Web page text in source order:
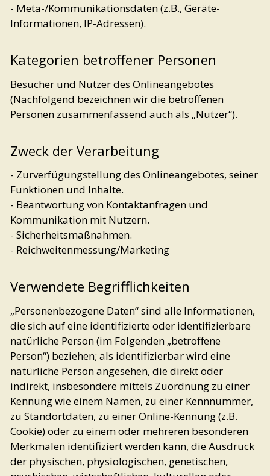
- Meta-/Kommunikationsdaten (z.B., Geräte-
Informationen, IP-Adressen).
Kategorien betroffener Personen
Besucher und Nutzer des Onlineangebotes
(Nachfolgend bezeichnen wir die betroffenen
Personen zusammenfassend auch als „Nutzer“).
Zweck der Verarbeitung
- Zurverfügungstellung des Onlineangebotes, seiner
Funktionen und Inhalte.
- Beantwortung von Kontaktanfragen und
Kommunikation mit Nutzern.
- Sicherheitsmaßnahmen.
- Reichweitenmessung/Marketing
Verwendete Begrifflichkeiten
„Personenbezogene Daten“ sind alle Informationen,
die sich auf eine identifizierte oder identifizierbare
natürliche Person (im Folgenden „betroffene
Person“) beziehen; als identifizierbar wird eine
natürliche Person angesehen, die direkt oder
indirekt, insbesondere mittels Zuordnung zu einer
Kennung wie einem Namen, zu einer Kennnummer,
zu Standortdaten, zu einer Online-Kennung (z.B.
Cookie) oder zu einem oder mehreren besonderen
Merkmalen identifiziert werden kann, die Ausdruck
der physischen, physiologischen, genetischen,